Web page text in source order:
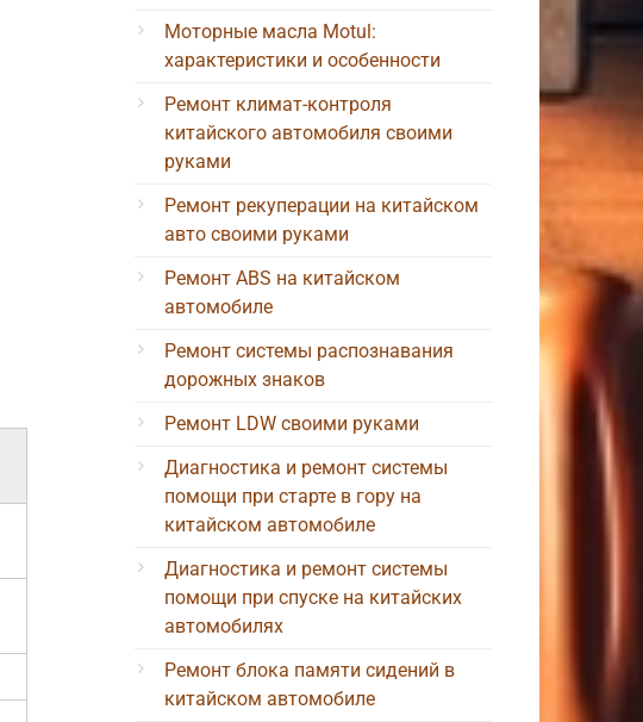
Моторные масла Motul:
характеристики и особенности
Ремонт климат-контроля
китайского автомобиля своими
руками
Ремонт рекуперации на китайском
авто своими руками
Ремонт ABS на китайском
автомобиле
Ремонт системы распознавания
дорожных знаков
Ремонт LDW своими руками
Диагностика и ремонт системы
помощи при старте в гору на
китайском автомобиле
Диагностика и ремонт системы
помощи при спуске на китайских
автомобилях
Ремонт блока памяти сидений в
китайском автомобиле